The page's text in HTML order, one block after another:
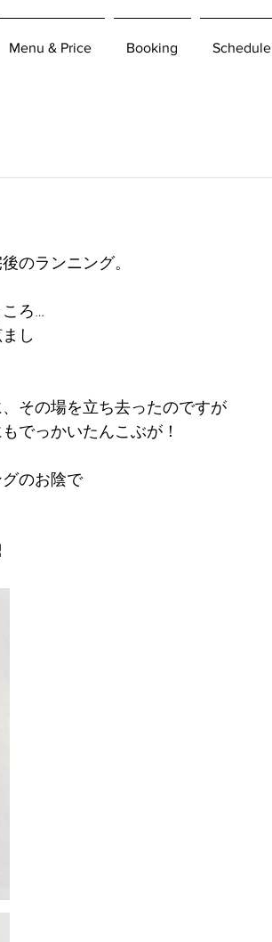
Menu & Price Booking Schedule
のランニング。
ろ…
し
その場を立ち去ったのですが
でっかいたんこぶが！
のお陰で